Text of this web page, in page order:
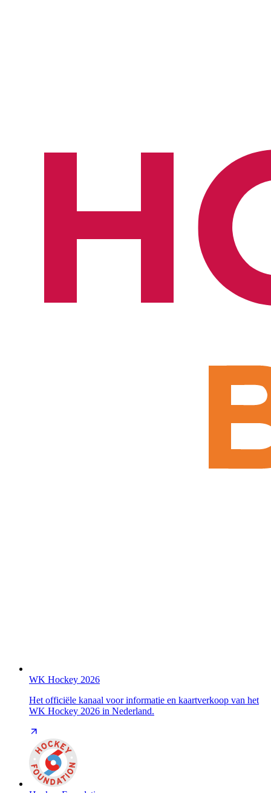
WK Hockey 2026
Het officiële kanaal voor informatie en kaartverkoop van het
WK Hockey 2026 in Nederland.